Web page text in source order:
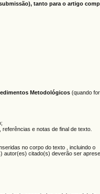
tanto para o artigo
Metodológicos (quando
e notas de final de texto.
no corpo do texto , incluindo o
autor(es) citado(s) deverão ser